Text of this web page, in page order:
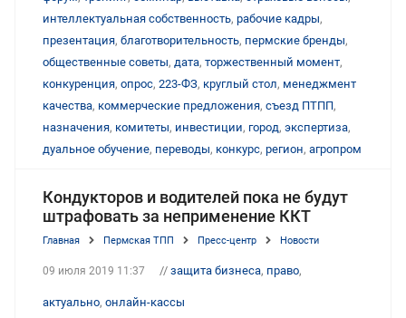
интеллектуальная собственность, рабочие кадры,
презентация, благотворительность, пермские бренды,
общественные советы, дата, торжественный момент,
конкуренция, опрос, 223-ФЗ, круглый стол, менеджмент
качества, коммерческие предложения, съезд ПТПП,
назначения, комитеты, инвестиции, город, экспертиза,
дуальное обучение, переводы, конкурс, регион, агропром
Кондукторов и водителей пока не будут
штрафовать за неприменение ККТ
Главная Пермская ТПП Пресс-центр Новости
09 июля 2019 11:37 // защита бизнеса, право,
актуально, онлайн-кассы